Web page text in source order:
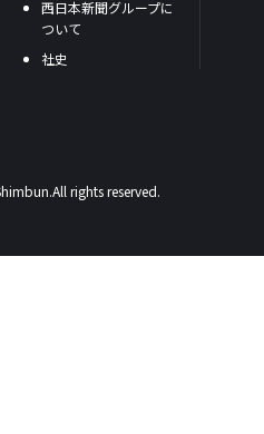
西日本新聞グループに
ついて
社史
rights reserved.